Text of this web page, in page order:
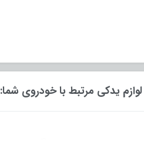
لوازم یدکی مرتبط با خودروی شما: